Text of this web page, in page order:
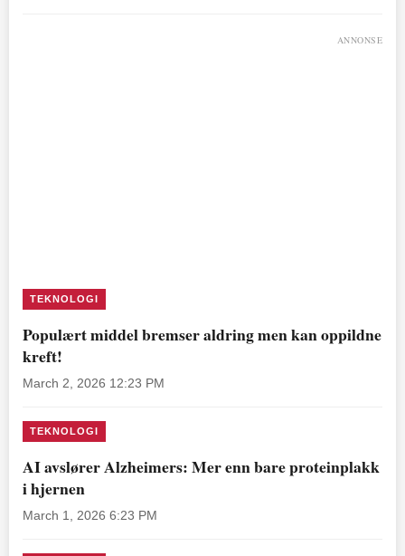
ANNONSE
TEKNOLOGI
Populært middel bremser aldring men kan oppildne
kreft!
March 2, 2026 12:23 PM
TEKNOLOGI
AI avslører Alzheimers: Mer enn bare proteinplakk
i hjernen
March 1, 2026 6:23 PM